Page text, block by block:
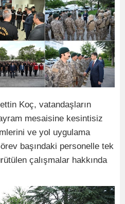
Koç, vatandaşların
mesaisine kesintisiz
ve yol uygulama
başındaki personelle tek
çalışmalar hakkında